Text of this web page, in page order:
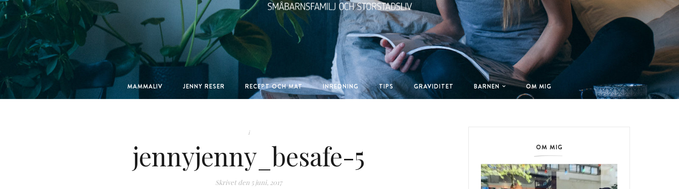
MAMMALIV JENNY RESER RECEPT OCH MAT INREDNING TIPS GRAVIDITET BARNEN OM MIG
i
jennyjenny_besafe-5
Skrivet den 5 juni, 2017
OM MIG